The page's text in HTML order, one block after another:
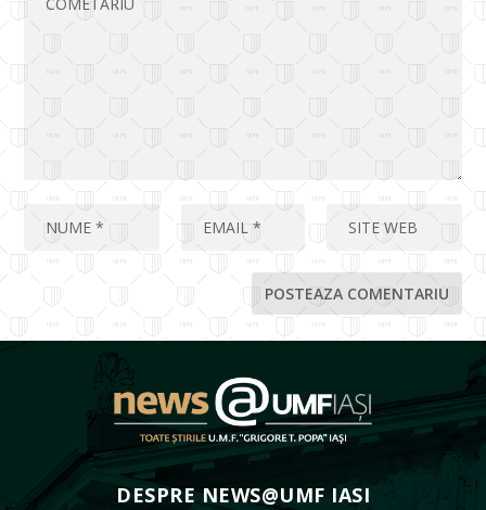
DESPRE NEWS@UMF IASI